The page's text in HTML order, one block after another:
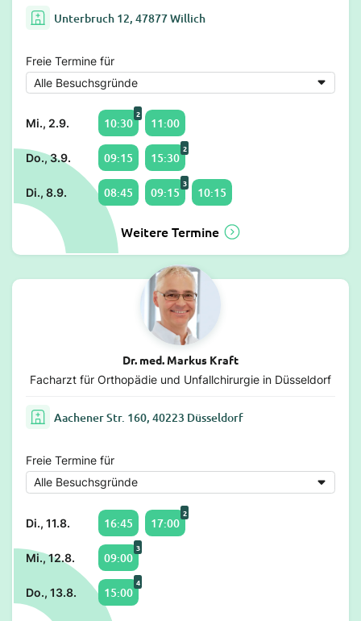
Unterbruch 12, 47877 Willich
Freie Termine für
Mi., 2.9. 10:30
2
11:00
Do., 3.9. 09:15 15:30
2
Di., 8.9. 08:45 09:15
3
10:15
Weitere Termine
Dr. med. Markus Kraft
Facharzt für Orthopädie und Unfallchirurgie in Düsseldorf
Aachener Str. 160, 40223 Düsseldorf
Freie Termine für
Di., 11.8. 16:45 17:00
2
Mi., 12.8. 09:00
3
Do., 13.8. 15:00
4